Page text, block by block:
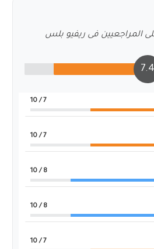
المراجعيين فى ريفيو بلس
7.4
7
/ 10
7
/ 10
8
/ 10
8
/ 10
7
/ 10